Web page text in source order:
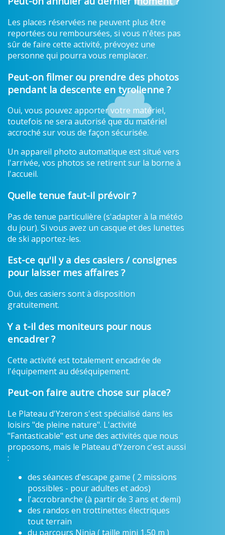
Les places réservées ne peuvent plus être
reportées ou remboursées, si vous n'êtes pas
sûr de faire cette activité, prévoyez une
personne qui pourra vous remplacer.
Peut-on filmer ou prendre des photos
pendant la descente en tyrolienne ?
Oui, vous pouvez apporter votre matériel,
toutefois ne sera autorisé que du matériel
accroché sur vous de façon sécurisée.
Un appareil photo automatique est situé vers
l'arrivée, vos photos se retirent sur la borne à
l'accueil.
Quelle tenue faut-il prévoir ?
Pas de tenue particulière (s'adapter à la météo
du jour). Si vous avez un casque et des lunettes
de ski apportez-les.
Est-ce qu'il y a des casiers / consignes
pour laisser mes affaires ?
Oui, des casiers sont à disposition
gratuitement.
Y a t-il des moniteurs pour nous
encadrer ?
Cette activité est totalement encadrée de
l'équipement au déséquipement.
Peut-on faire autre chose sur place?
Le Plateau d'Yzeron s'est spécialisé dans les
loisirs "de pleine nature". L'activité
"Fantasticable" est une des activités que nous
proposons, mais le Plateau d'Yzeron c'est aussi
:
des séances d'escape game ( 2 missions
possibles - pour adultes et ados)
l'accrobranche (à partir de 3 ans et demi)
des randos en trottinettes électriques
tout terrain
du parcours Ninja ( taille mini 1,50 m )